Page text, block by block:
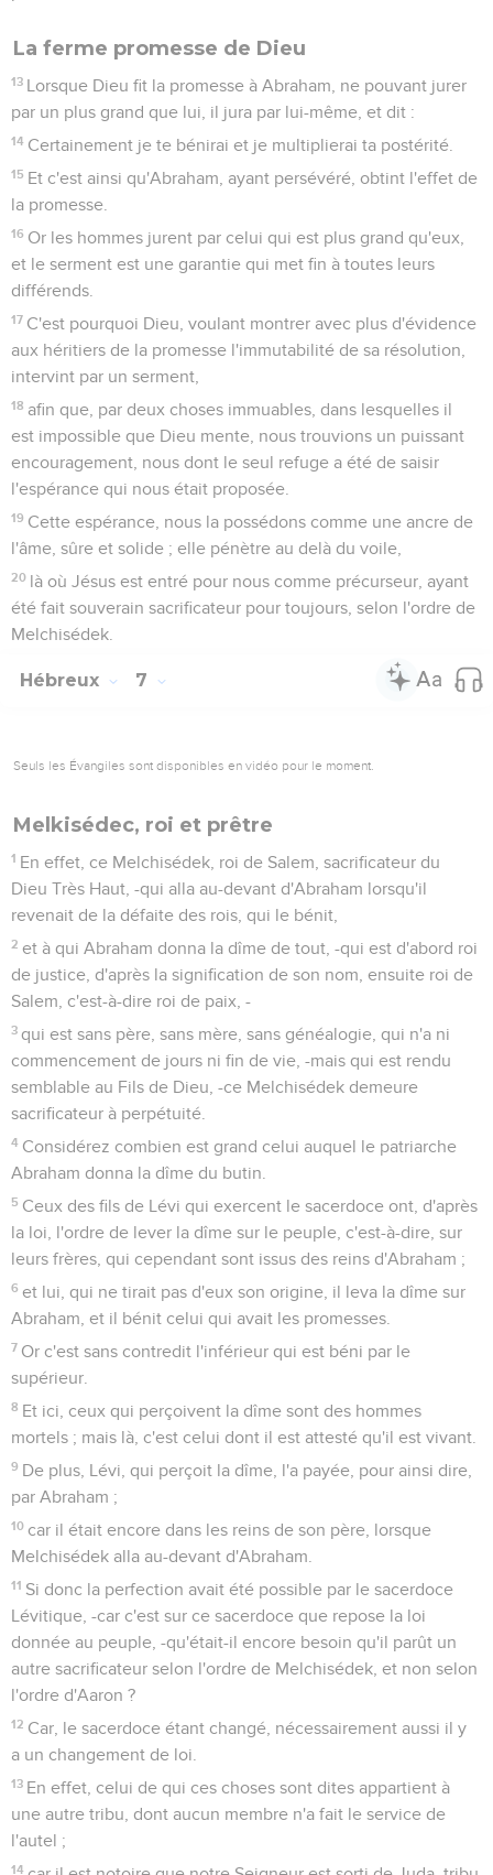
La ferme promesse de Dieu
13 Lorsque Dieu fit la promesse à Abraham, ne pouvant jurer
par un plus grand que lui, il jura par lui-même, et dit :
14 Certainement je te bénirai et je multiplierai ta postérité.
15 Et c'est ainsi qu'Abraham, ayant persévéré, obtint l'effet de
la promesse.
16 Or les hommes jurent par celui qui est plus grand qu'eux,
et le serment est une garantie qui met fin à toutes leurs
différends.
17 C'est pourquoi Dieu, voulant montrer avec plus d'évidence
aux héritiers de la promesse l'immutabilité de sa résolution,
intervint par un serment,
18 afin que, par deux choses immuables, dans lesquelles il
est impossible que Dieu mente, nous trouvions un puissant
encouragement, nous dont le seul refuge a été de saisir
l'espérance qui nous était proposée.
19 Cette espérance, nous la possédons comme une ancre de
l'âme, sûre et solide ; elle pénètre au delà du voile,
20 là où Jésus est entré pour nous comme précurseur, ayant
été fait souverain sacrificateur pour toujours, selon l'ordre de
Melchisédek.
Hébreux 7
Seuls les Évangiles sont disponibles en vidéo pour le moment.
Melkisédec, roi et prêtre
1 En effet, ce Melchisédek, roi de Salem, sacrificateur du
Dieu Très Haut, -qui alla au-devant d'Abraham lorsqu'il
revenait de la défaite des rois, qui le bénit,
2 et à qui Abraham donna la dîme de tout, -qui est d'abord roi
de justice, d'après la signification de son nom, ensuite roi de
Salem, c'est-à-dire roi de paix, -
3 qui est sans père, sans mère, sans généalogie, qui n'a ni
commencement de jours ni fin de vie, -mais qui est rendu
semblable au Fils de Dieu, -ce Melchisédek demeure
sacrificateur à perpétuité.
4 Considérez combien est grand celui auquel le patriarche
Abraham donna la dîme du butin.
5 Ceux des fils de Lévi qui exercent le sacerdoce ont, d'après
la loi, l'ordre de lever la dîme sur le peuple, c'est-à-dire, sur
leurs frères, qui cependant sont issus des reins d'Abraham ;
6 et lui, qui ne tirait pas d'eux son origine, il leva la dîme sur
Abraham, et il bénit celui qui avait les promesses.
7 Or c'est sans contredit l'inférieur qui est béni par le
supérieur.
8 Et ici, ceux qui perçoivent la dîme sont des hommes
mortels ; mais là, c'est celui dont il est attesté qu'il est vivant.
9 De plus, Lévi, qui perçoit la dîme, l'a payée, pour ainsi dire,
par Abraham ;
10 car il était encore dans les reins de son père, lorsque
Melchisédek alla au-devant d'Abraham.
11 Si donc la perfection avait été possible par le sacerdoce
Lévitique, -car c'est sur ce sacerdoce que repose la loi
donnée au peuple, -qu'était-il encore besoin qu'il parût un
autre sacrificateur selon l'ordre de Melchisédek, et non selon
l'ordre d'Aaron ?
12 Car, le sacerdoce étant changé, nécessairement aussi il y
a un changement de loi.
13 En effet, celui de qui ces choses sont dites appartient à
une autre tribu, dont aucun membre n'a fait le service de
l'autel ;
14